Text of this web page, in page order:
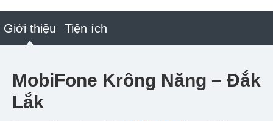
Giới thiệu Tiện ích
MobiFone Krông Năng – Đắk
Lắk